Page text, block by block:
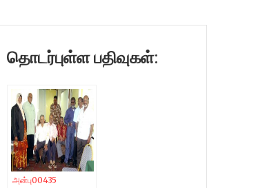
தொடர்புள்ள பதிவுகள்:
அன்பு00435